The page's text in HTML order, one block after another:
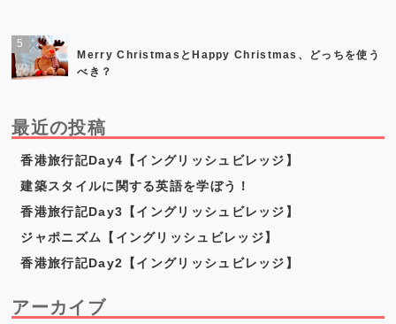
Merry ChristmasとHappy Christmas、どっちを使う
べき？
最近の投稿
香港旅行記Day4【イングリッシュビレッジ】
建築スタイルに関する英語を学ぼう！
香港旅行記Day3【イングリッシュビレッジ】
ジャポニズム【イングリッシュビレッジ】
香港旅行記Day2【イングリッシュビレッジ】
アーカイブ